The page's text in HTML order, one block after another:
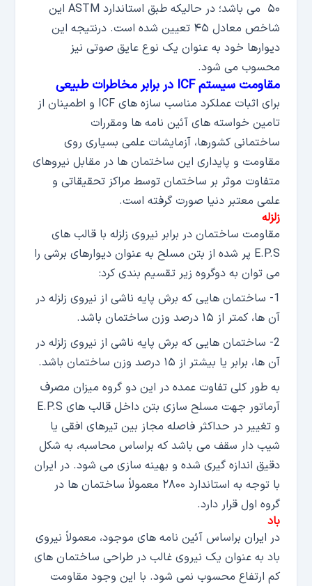
۵۰ می باشد؛ در حالیکه طبق استاندارد ASTM این
شاخص معادل ۴۵ تعیین شده است. درنتیجه این
دیوارها خود به عنوان یک نوع عایق صوتی نیز
محسوب می شود.
مقاومت سیستم ICF در برابر مخاطرات طبیعی
برای اثبات عملکرد مناسب سازه های ICF و اطمینان از
تامین خواسته های آئین نامه ها ومقررات
ساختمانی کشورها، آزمایشات علمی بسیاری روی
مقاومت و پایداری این ساختمان ها در مقابل نیروهای
متفاوت موثر بر ساختمان توسط مراکز تحقیقاتی و
علمی معتبر دنیا صورت گرفته است.
زلزله
مقاومت ساختمان در برابر نیروی زلزله با قالب های
E.P.S پر شده از بتن مسلح به عنوان دیوارهای برشی را
می توان به دوگروه زیر تقسیم بندی کرد:
1- ساختمان هایی که برش پایه ناشی از نیروی زلزله در
آن ها، کمتر از ۱۵ درصد وزن ساختمان باشد.
2- ساختمان هایی که برش پایه ناشی از نیروی زلزله در
آن ها، برابر یا بیشتر از ۱۵ درصد وزن ساختمان باشد.
به طور کلی تفاوت عمده در این دو گروه میزان مصرف
آرماتور جهت مسلح سازی بتن داخل قالب های E.P.S
و تغییر در حداکثر فاصله مجاز بین تیرهای افقی یا
شیب دار سقف می باشد که براساس محاسبه، به شکل
دقیق اندازه گیری شده و بهینه سازی می شود. در ایران
با توجه به استاندارد ۲۸۰۰ معمولاً ساختمان ها در
گروه اول قرار دارد.
باد
در ایران براساس آئین نامه های موجود، معمولاً نیروی
باد به عنوان یک نیروی غالب در طراحی ساختمان های
کم ارتفاع محسوب نمی شود. با این وجود مقاومت